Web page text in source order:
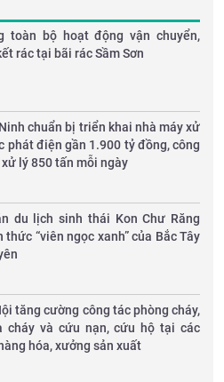
toàn bộ hoạt động vận chuyển,
rác tại bãi rác Sầm Sơn
chuẩn bị triển khai nhà máy xử
phát điện gần 1.900 tỷ đồng, công
lý 850 tấn mỗi ngày
du lịch sinh thái Kon Chư Răng
thức “viên ngọc xanh” của Bắc Tây
tăng cường công tác phòng cháy,
cháy và cứu nạn, cứu hộ tại các
hóa, xưởng sản xuất